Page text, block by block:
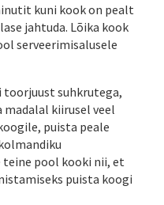
kuni kook on pealt
jahtuda. Lõika kook
serveerimisalusele
toorjuust suhkrutega,
madalal kiirusel veel
puista peale
teine pool kooki nii, et
puista koogi